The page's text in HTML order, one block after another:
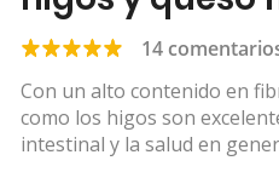
cabra
14
Con un alto contenido en
como los higos son
intestinal y la salud en